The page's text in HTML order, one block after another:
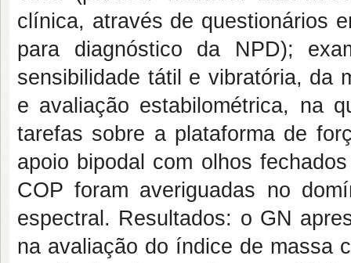
clínica, através de questionários
para diagnóstico da NPD);
sensibilidade tátil e vibratória, da
e avaliação estabilométrica, na
tarefas sobre a plataforma de
apoio bipodal com olhos
COP foram averiguadas no
espectral. Resultados: o GN
na avaliação do índice de massa